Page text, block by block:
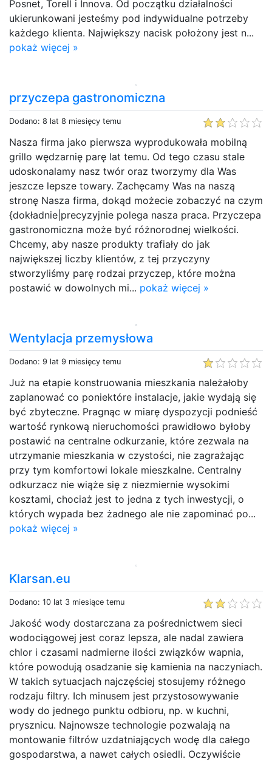
Posnet, Torell i Innova. Od początku działalności
ukierunkowani jesteśmy pod indywidualne potrzeby
każdego klienta. Największy nacisk położony jest n...
pokaż więcej »
przyczepa gastronomiczna
Dodano: 8 lat 8 miesięcy temu
Nasza firma jako pierwsza wyprodukowała mobilną
grillo wędzarnię parę lat temu. Od tego czasu stale
udoskonalamy nasz twór oraz tworzymy dla Was
jeszcze lepsze towary. Zachęcamy Was na naszą
stronę Nasza firma, dokąd możecie zobaczyć na czym
{dokładnie|precyzyjnie polega nasza praca. Przyczepa
gastronomiczna może być różnorodnej wielkości.
Chcemy, aby nasze produkty trafiały do jak
największej liczby klientów, z tej przyczyny
stworzyliśmy parę rodzai przyczep, które można
postawić w dowolnych mi... pokaż więcej »
Wentylacja przemysłowa
Dodano: 9 lat 9 miesięcy temu
Już na etapie konstruowania mieszkania należałoby
zaplanować co poniektóre instalacje, jakie wydają się
być zbyteczne. Pragnąc w miarę dyspozycji podnieść
wartość rynkową nieruchomości prawidłowo byłoby
postawić na centralne odkurzanie, które zezwala na
utrzymanie mieszkania w czystości, nie zagrażając
przy tym komfortowi lokale mieszkalne. Centralny
odkurzacz nie wiąże się z niezmiernie wysokimi
kosztami, chociaż jest to jedna z tych inwestycji, o
których wypada bez żadnego ale nie zapominać po...
pokaż więcej »
Klarsan.eu
Dodano: 10 lat 3 miesiące temu
Jakość wody dostarczana za pośrednictwem sieci
wodociągowej jest coraz lepsza, ale nadal zawiera
chlor i czasami nadmierne ilości związków wapnia,
które powodują osadzanie się kamienia na naczyniach.
W takich sytuacjach najczęściej stosujemy różnego
rodzaju filtry. Ich minusem jest przystosowywanie
wody do jednego punktu odbioru, np. w kuchni,
prysznicu. Najnowsze technologie pozwalają na
montowanie filtrów uzdatniających wodę dla całego
gospodarstwa, a nawet całych osiedli. Oczywiście